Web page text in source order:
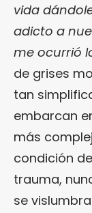
vida
adicto a
me ocurrió
de grises
tan
embarcan
más
condición
trauma,
se